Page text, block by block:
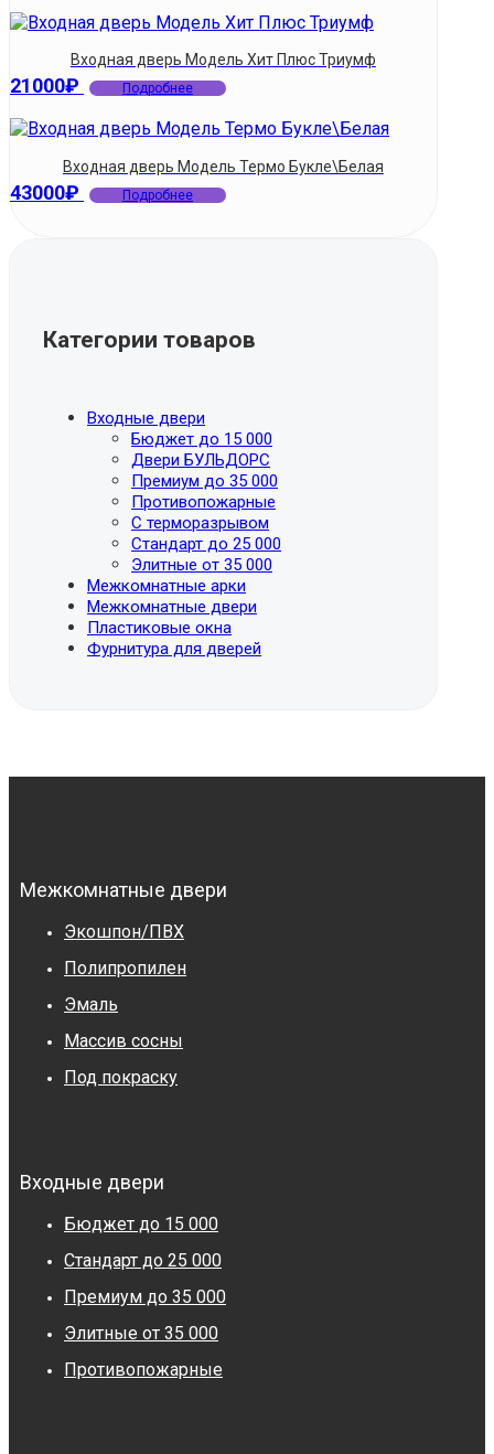
Входная дверь Модель Хит Плюс Триумф
21000₽ Подробнее
Входная дверь Модель Термо Букле\Белая
43000₽ Подробнее
Категории товаров
Входные двери
Бюджет до 15 000
Двери БУЛЬДОРС
Премиум до 35 000
Противопожарные
С терморазрывом
Стандарт до 25 000
Элитные от 35 000
Межкомнатные арки
Межкомнатные двери
Пластиковые окна
Фурнитура для дверей
Межкомнатные двери
Экошпон/ПВХ
Полипропилен
Эмаль
Массив сосны
Под покраску
Входные двери
Бюджет до 15 000
Стандарт до 25 000
Премиум до 35 000
Элитные от 35 000
Противопожарные